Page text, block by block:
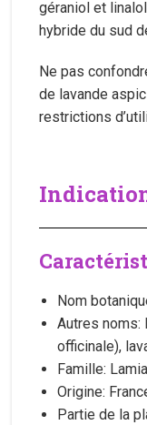
géraniol et
hybride du sud
Ne pas
de lavande
restrictions
Nom
Autres noms:
officinale),
Famille:
Origine:
Partie de la